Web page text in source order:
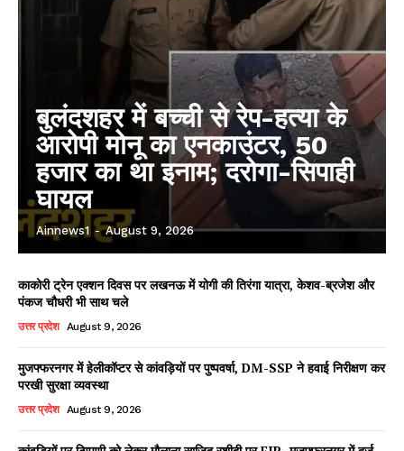
बुलंदशहर में बच्ची से रेप-हत्या के
आरोपी मोनू का एनकाउंटर, 50
हजार का था इनाम; दरोगा-सिपाही
घायल
Ainnews1 - August 9, 2026
काकोरी ट्रेन एक्शन दिवस पर लखनऊ में योगी की तिरंगा यात्रा, केशव-ब्रजेश और
पंकज चौधरी भी साथ चले
उत्तर प्रदेश August 9, 2026
मुजफ्फरनगर में हेलीकॉप्टर से कांवड़ियों पर पुष्पवर्षा, DM-SSP ने हवाई निरीक्षण कर
परखी सुरक्षा व्यवस्था
उत्तर प्रदेश August 9, 2026